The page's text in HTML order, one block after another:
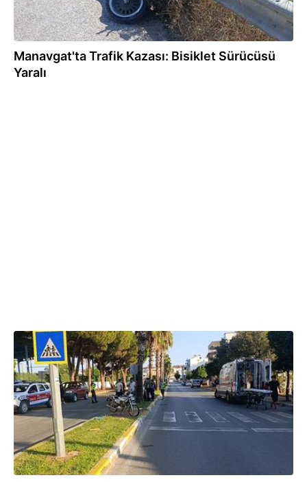
Manavgat'ta Trafik Kazası: Bisiklet Sürücüsü
Yaralı
03.08.2026